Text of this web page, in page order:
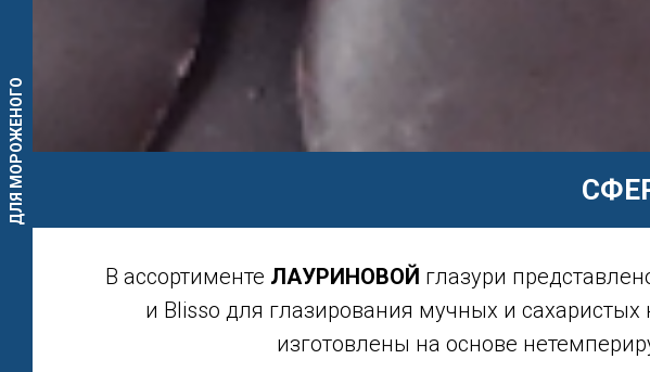
В ассортименте ЛАУРИНОВОЙ глазури
и Blisso для глазирования мучных и
изготовлены на основе
ДЛЯ МОРОЖЕНОГО